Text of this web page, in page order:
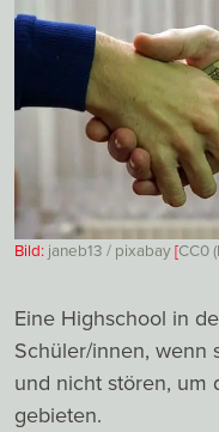
Bild: janeb13 / pixabay[CC0
Eine Highschool in
Schüler/innen, wenn
und nicht stören, um
gebieten.